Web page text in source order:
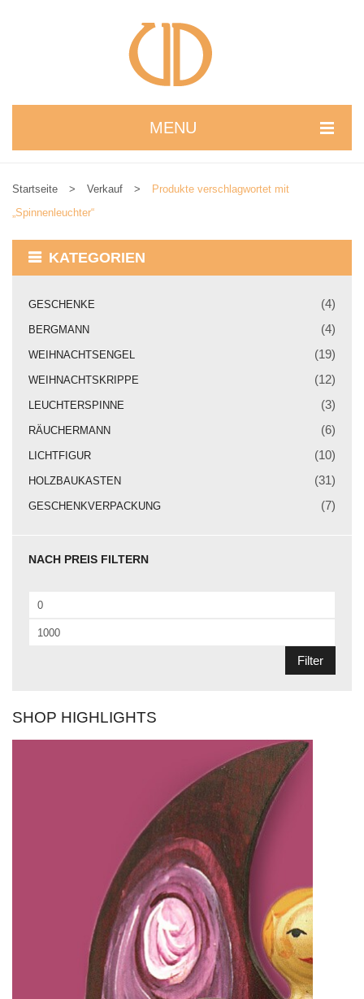
MENU
Geschenkverpackung
KONTAKT
Startseite > Verkauf >
Produkte verschlagwortet mit
„Spinnenleuchter“
KATEGORIEN
GESCHENKE (4)
BERGMANN (4)
WEIHNACHTSENGEL (19)
WEIHNACHTSKRIPPE (12)
LEUCHTERSPINNE (3)
RÄUCHERMANN (6)
LICHTFIGUR (10)
HOLZBAUKASTEN (31)
GESCHENKVERPACKUNG (7)
NACH PREIS FILTERN
Min.
Preis
Max.
Filter
SHOP HIGHLIGHTS